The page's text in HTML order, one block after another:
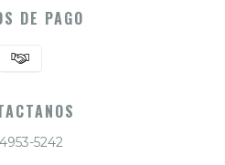
DE PAGO
4953-5242